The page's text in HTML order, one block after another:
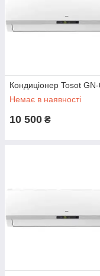
Кондиціонер Tosot
Немає в наявності
10 500 ₴